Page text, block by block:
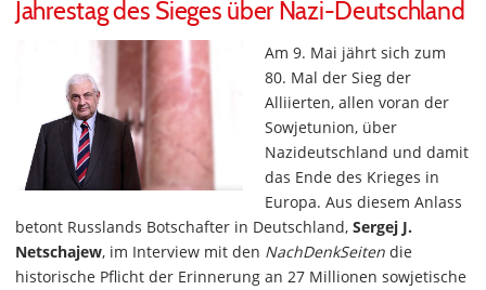
Jahrestag des Sieges über Nazi-Deutschland
Am 9. Mai jährt sich zum
80. Mal der Sieg der
Alliierten, allen voran der
Sowjetunion, über
Nazideutschland und damit
das Ende des Krieges in
Europa. Aus diesem Anlass
betont Russlands Botschafter in Deutschland, Sergej J.
Netschajew, im Interview mit den NachDenkSeiten die
historische Pflicht der Erinnerung an 27 Millionen sowjetische